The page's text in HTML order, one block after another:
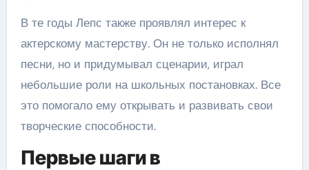
В те годы Лепс также проявлял интерес к
актерскому мастерству. Он не только исполнял
песни, но и придумывал сценарии, играл
небольшие роли на школьных постановках. Все
это помогало ему открывать и развивать свои
творческие способности.
Первые шаги в